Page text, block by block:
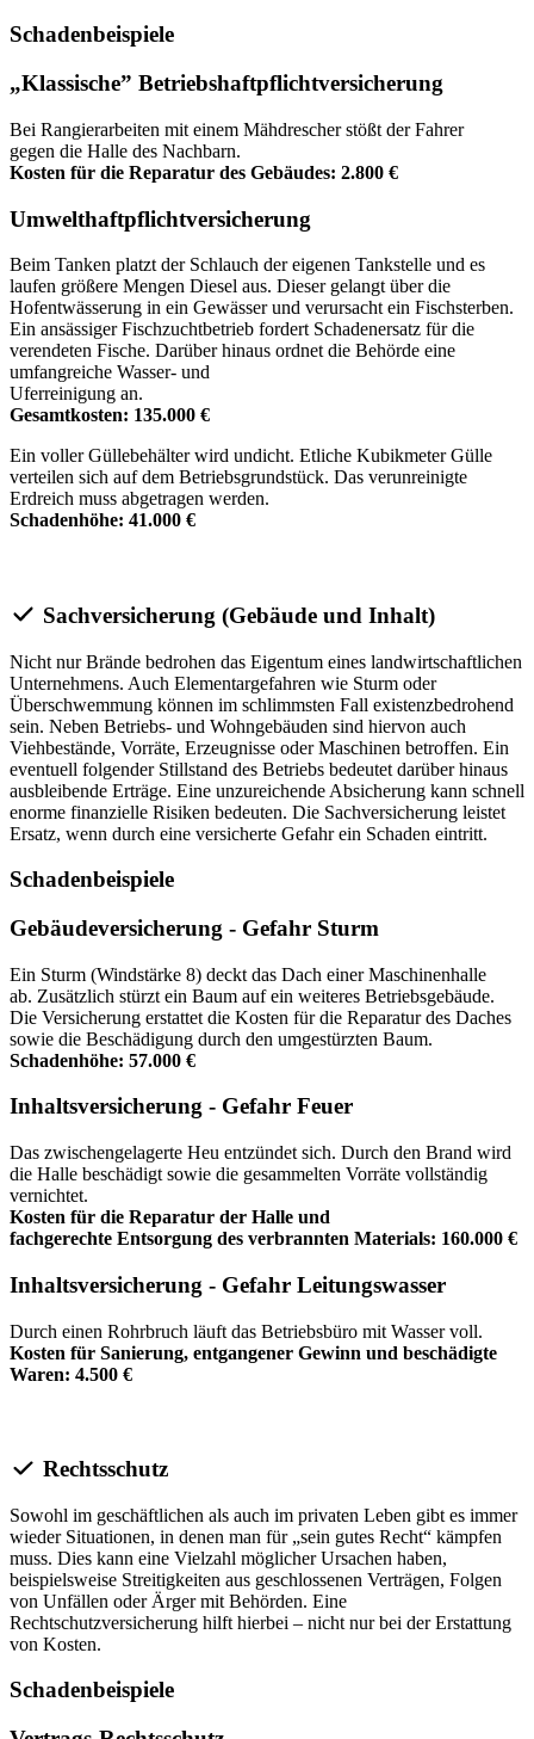
Schadenbeispiele
„Klassische” Betriebshaftpflichtversicherung
Bei Rangierarbeiten mit einem Mähdrescher stößt der Fahrer
gegen die Halle des Nachbarn.
Kosten für die Reparatur des Gebäudes: 2.800 €
Umwelthaftpflichtversicherung
Beim Tanken platzt der Schlauch der eigenen Tankstelle und es
laufen größere Mengen Diesel aus. Dieser gelangt über die
Hofentwässerung in ein Gewässer und verursacht ein Fischsterben.
Ein ansässiger Fischzuchtbetrieb fordert Schadenersatz für die
verendeten Fische. Darüber hinaus ordnet die Behörde eine
umfangreiche Wasser- und
Uferreinigung an.
Gesamtkosten: 135.000 €
Ein voller Güllebehälter wird undicht. Etliche Kubikmeter Gülle
verteilen sich auf dem Betriebsgrundstück. Das verunreinigte
Erdreich muss abgetragen werden.
Schadenhöhe: 41.000 €
Sachversicherung (Gebäude und Inhalt)
Nicht nur Brände bedrohen das Eigentum eines landwirtschaftlichen
Unternehmens. Auch Elementargefahren wie Sturm oder
Überschwemmung können im schlimmsten Fall existenzbedrohend
sein. Neben Betriebs- und Wohngebäuden sind hiervon auch
Viehbestände, Vorräte, Erzeugnisse oder Maschinen betroffen. Ein
eventuell folgender Stillstand des Betriebs bedeutet darüber hinaus
ausbleibende Erträge. Eine unzureichende Absicherung kann schnell
enorme finanzielle Risiken bedeuten. Die Sachversicherung leistet
Ersatz, wenn durch eine versicherte Gefahr ein Schaden eintritt.
Schadenbeispiele
Gebäudeversicherung - Gefahr Sturm
Ein Sturm (Windstärke 8) deckt das Dach einer Maschinenhalle
ab. Zusätzlich stürzt ein Baum auf ein weiteres Betriebsgebäude.
Die Versicherung erstattet die Kosten für die Reparatur des Daches
sowie die Beschädigung durch den umgestürzten Baum.
Schadenhöhe: 57.000 €
Inhaltsversicherung - Gefahr Feuer
Das zwischengelagerte Heu entzündet sich. Durch den Brand wird
die Halle beschädigt sowie die gesammelten Vorräte vollständig
vernichtet.
Kosten für die Reparatur der Halle und
fachgerechte Entsorgung des verbrannten Materials: 160.000 €
Inhaltsversicherung - Gefahr Leitungswasser
Durch einen Rohrbruch läuft das Betriebsbüro mit Wasser voll.
Kosten für Sanierung, entgangener Gewinn und beschädigte
Waren: 4.500 €
Rechtsschutz
Sowohl im geschäftlichen als auch im privaten Leben gibt es immer
wieder Situationen, in denen man für „sein gutes Recht“ kämpfen
muss. Dies kann eine Vielzahl möglicher Ursachen haben,
beispielsweise Streitigkeiten aus geschlossenen Verträgen, Folgen
von Unfällen oder Ärger mit Behörden. Eine
Rechtschutzversicherung hilft hierbei – nicht nur bei der Erstattung
von Kosten.
Schadenbeispiele